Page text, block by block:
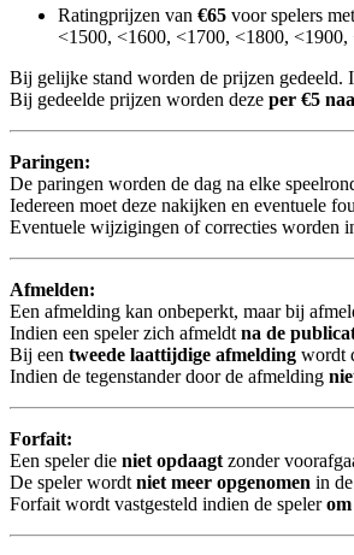
Ratingprijzen van €65 voor spelers
<1500, <1600, <1700, <1800, <1900,
Bij gelijke stand worden de prijzen gedeeld.
Bij gedeelde prijzen worden deze per €5
Paringen:
De paringen worden de dag na elke
Iedereen moet deze nakijken en eventuele
Eventuele wijzigingen of correcties worden
Afmelden:
Een afmelding kan onbeperkt, maar bij
Indien een speler zich afmeldt na de
Bij een tweede laattijdige afmelding wordt
Indien de tegenstander door de afmelding
Forfait:
Een speler die niet opdaagt zonder
De speler wordt niet meer opgenomen in
Forfait wordt vastgesteld indien de speler